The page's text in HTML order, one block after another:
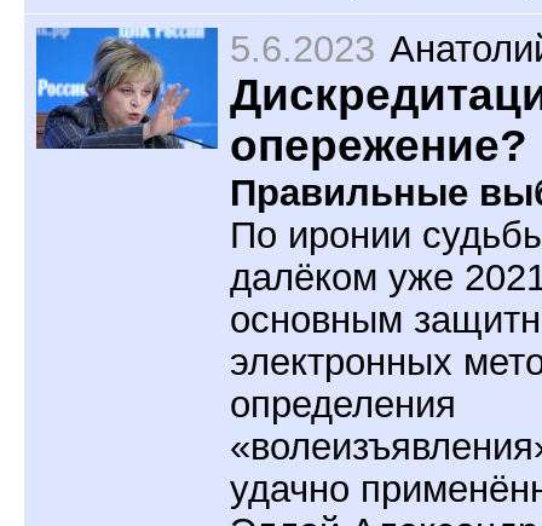
5.6.2023
опережение?
Правильные
По иронии
далёком уже
основным
электронных
определения
удачно